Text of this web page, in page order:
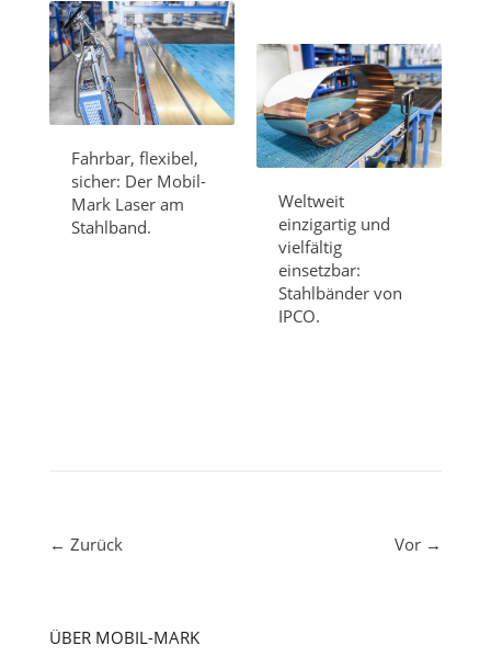
Fahrbar, flexibel,
sicher: Der Mobil-
Mark Laser am
Stahlband.
Weltweit
einzigartig und
vielfältig
einsetzbar:
Stahlbänder von
IPCO.
← Zurück Vor →
ÜBER MOBIL-MARK